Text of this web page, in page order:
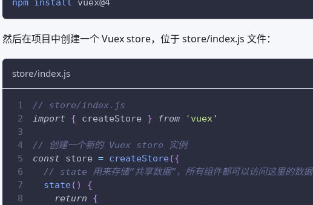
npm install vuex@4
然后在项目中创建一个 Vuex store，位于 store/index.js 文件：
store/index.js
// store/index.js
import
{ createStore } from 'vuex'
// 创建一个新的 Vuex store 实例
const store = createStore({
// state 用来存储“共享数据”，所有组件都可以访问这里的数据
state( )
{
return
{